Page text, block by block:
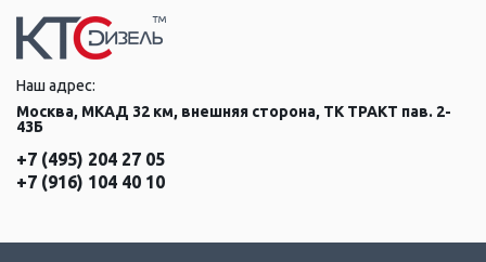
Наш адрес:
Москва, МКАД 32 км, внешняя сторона, ТК ТРАКТ пав. 2-
43Б
+7 (495) 204 27 05
+7 (916) 104 40 10